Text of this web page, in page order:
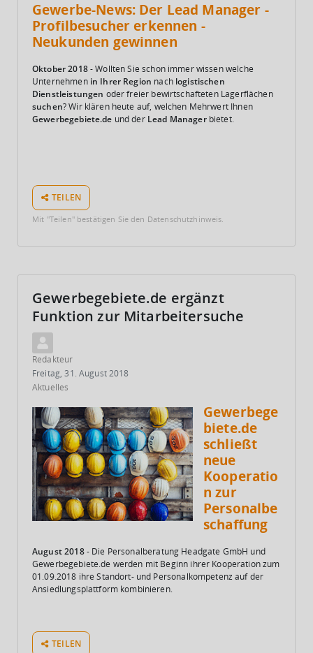
Gewerbe-News: Der Lead Manager -
Profilbesucher erkennen -
Neukunden gewinnen
Oktober 2018- Wollten Sie schon immer wissen welche
Unternehmenin Ihrer Region nach logistischen
Dienstleistungen oder freier bewirtschafteten Lagerflächen
suchen? Wir klären heute auf, welchen Mehrwert Ihnen
Gewerbegebiete.de und der Lead Managerbietet.
TEILEN
Mit "Teilen" bestätigen Sie den Datenschutzhinweis.
Gewerbegebiete.de ergänzt
Funktion zur Mitarbeitersuche
Redakteur
Freitag, 31. August 2018
Aktuelles
Gewerbege
biete.de
schließt
neue
Kooperatio
n zur
Personalbe
schaffung
August 2018- Die Personalberatung Headgate GmbH und
Gewerbegebiete.de werden mit Beginn ihrer Kooperation zum
01.09.2018 ihre Standort- und Personalkompetenz auf der
Ansiedlungsplattform kombinieren.
TEILEN